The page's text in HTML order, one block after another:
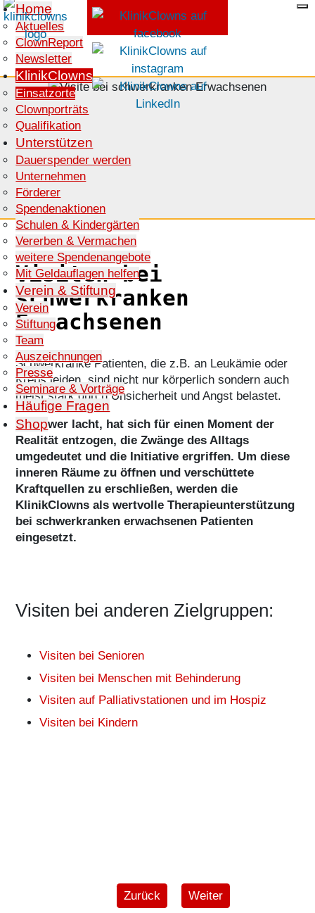
SPENDEN
Home
Aktuelles
ClownReport
Newsletter
KlinikClowns
Einsatzorte
Clownporträts
Qualifikation
Unterstützen
Dauerspender werden
Unternehmen
Förderer
Spendenaktionen
Schulen & Kindergärten
Vererben & Vermachen
weitere Spendenangebote
Mit Geldauflagen helfen
Verein & Stiftung
Verein
Stiftung
Team
Auszeichnungen
Presse
Seminare & Vorträge
Häufige Fragen
Shop
Visiten bei
schwerkranken
Erwachsenen
Schwerkranke Patienten, die z.B. an Leukämie oder
Krebs leiden, sind nicht nur körperlich sondern auch
meist stark durch Unsicherheit und Angst belastet.
Doch wer lacht, hat sich für einen Moment der
Realität entzogen, die Zwänge des Alltags
umgedeutet und die Initiative ergriffen. Um diese
inneren Räume zu öffnen und verschüttete
Kraftquellen zu erschließen, werden die
KlinikClowns als wertvolle Therapieunterstützung
bei schwerkranken erwachsenen Patienten
eingesetzt.
Visiten bei anderen Zielgruppen:
Visiten bei Senioren
Visiten bei Menschen mit Behinderung
Visiten auf Palliativstationen und im Hospiz
Visiten bei Kindern
Vorheriger Beitrag: Visiten bei
Zurück Nächster Beitrag:
Weiter
"Lachen stärkt Körper und Psyche zugleich. Und was